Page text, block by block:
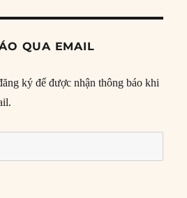
QUA EMAIL
ký để được nhận thông báo khi